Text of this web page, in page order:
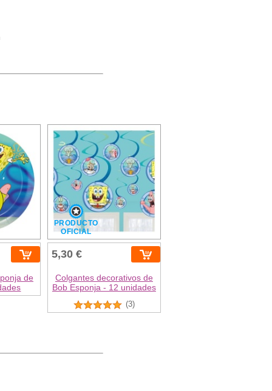
de
PRODUCTO
OFICIAL
5,30 €
Colgantes decorativos de
Bob Esponja - 12 unidades
(3)